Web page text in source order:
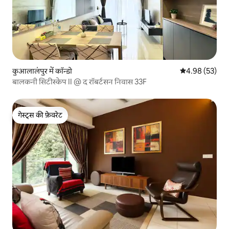
कुआलालंपुर में कॉन्डो औसत रेटिंग 5 में
4.98 (53)
बालकनी सिटीस्केप II @ द रॉबर्टसन निवास 33F
गेस्ट्स की फ़ेवरेट
गेस्ट्स की फ़ेवरेट